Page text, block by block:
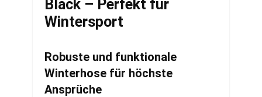
Black – Perfekt für
Wintersport
Robuste und funktionale
Winterhose für höchste
Ansprüche